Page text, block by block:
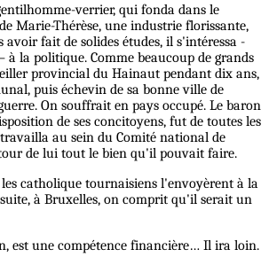
verrier, qui fonda dans le
Marie-Thérèse, une industrie florissante,
avoir fait de solides études, il s'intéressa -
à la politique. Comme beaucoup de grands
provincial du Hainaut pendant dix ans,
puis échevin de sa bonne ville de
On souffrait en pays occupé. Le baron
de ses concitoyens, fut de toutes les
au sein du Comité national de
de lui tout le bien qu'il pouvait faire.
catholique tournaisiens l'envoyèrent à la
à Bruxelles, on comprit qu'il serait un
est une compétence financière… Il ira loin.